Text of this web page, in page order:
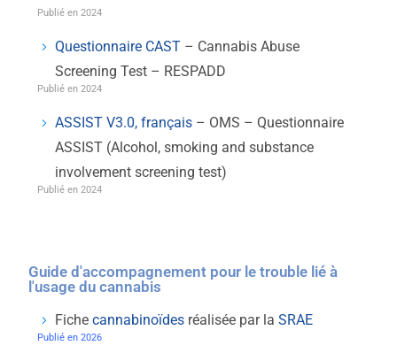
Publié en 2024
Questionnaire CAST – Cannabis Abuse
Screening Test – RESPADD
Publié en 2024
ASSIST V3.0, français – OMS – Questionnaire
ASSIST (Alcohol, smoking and substance
involvement screening test)
Publié en 2024
Guide d'accompagnement pour le trouble lié à
l'usage du cannabis
Fichecannabinoïdes réalisée par laSRAE
Publié en 2026